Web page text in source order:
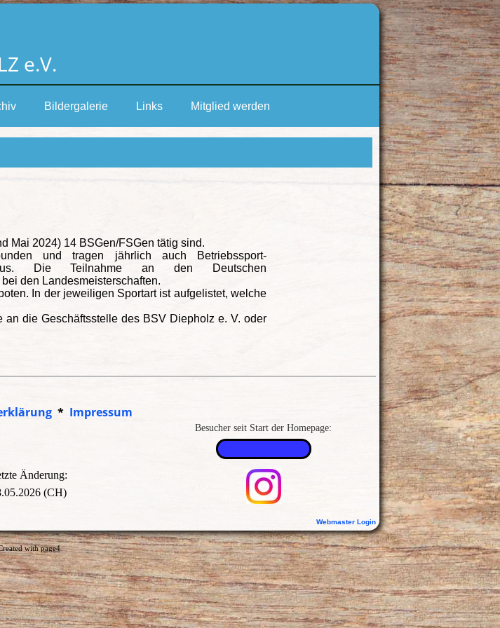
e.V.
Bildergalerie Links Mitglied werden
Mai 2024) 14 BSGen/FSGen tätig sind.
und tragen jährlich auch Betriebssport-
aus. Die Teilnahme an den Deutschen
den Landesmeisterschaften.
In der jeweiligen Sportart ist aufgelistet, welche
die Geschäftsstelle des BSV Diepholz e. V. oder
* Impressum
Besucher seit Start der Homepage:
Änderung:
(CH)
Webmaster Login
withpage4